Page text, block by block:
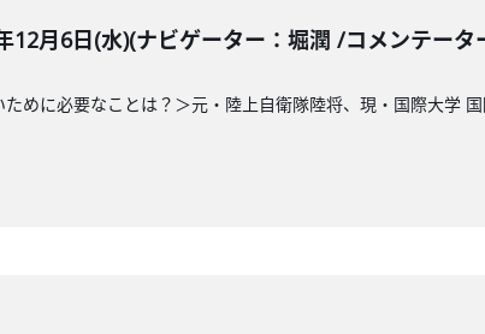
12月6日(水)(ナビゲーター：堀潤 /コメンテータ
めに必要なことは？＞元・陸上自衛隊陸将、現・国際大学